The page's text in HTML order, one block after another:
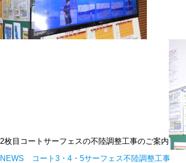
2枚目コートサーフェスの不陸調整工事のご案内
NEWS コート3・4・5サーフェス不陸調整工事